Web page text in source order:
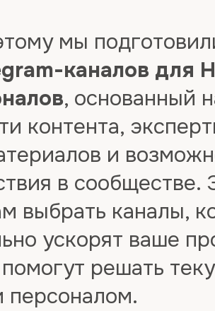
мы
каналов для
, основанный
контента,
и
в сообществе.
выбрать каналы,
ускорят ваше
решать
персоналом.